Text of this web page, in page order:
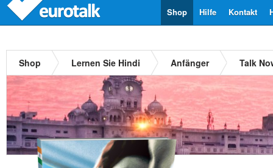
Kontakt
Hilfe
Shop
Shop Lernen Sie Hindi Anfänger Talk